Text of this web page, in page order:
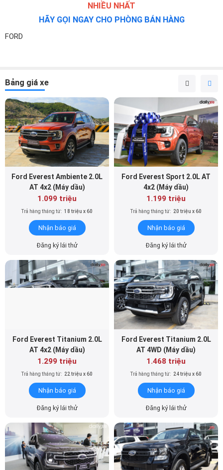
NHIỀU NHẤT
HÃY GỌI NGAY CHO PHÒNG BÁN HÀNG
FORD
Bảng giá xe
Ford Everest Ambiente 2.0L
AT 4x2 (Máy dầu)
1.099 triệu
Trả hàng tháng từ: 18 triệu x 60
Nhận báo giá
Đăng ký lái thử
Ford Everest Sport 2.0L AT
4x2 (Máy dầu)
1.199 triệu
Trả hàng tháng từ: 20 triệu x 60
Nhận báo giá
Đăng ký lái thử
Ford Everest Titanium 2.0L
AT 4x2 (Máy dầu)
1.299 triệu
Trả hàng tháng từ: 22 triệu x 60
Nhận báo giá
Đăng ký lái thử
Ford Everest Titanium 2.0L
AT 4WD (Máy dầu)
1.468 triệu
Trả hàng tháng từ: 24 triệu x 60
Nhận báo giá
Đăng ký lái thử